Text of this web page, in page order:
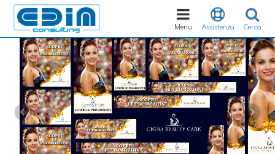
Cerca
Assistenza
Toggle
navigation
Menu